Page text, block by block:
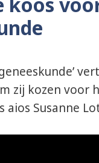
zij kozen voor
Susanne